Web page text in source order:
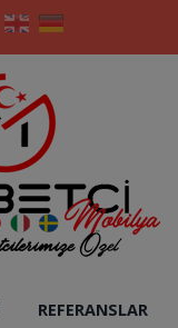
REFERANSLAR